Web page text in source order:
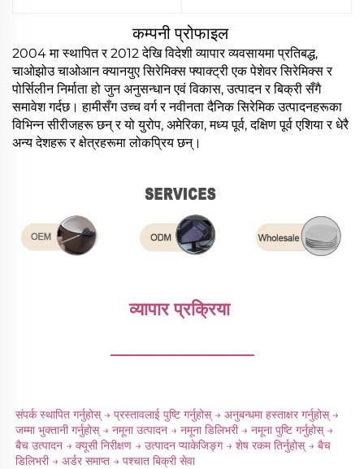
कम्पनी प्रोफाइल
2004 मा स्थापित र 2012 देखि विदेशी व्यापार व्यवसायमा प्रतिबद्ध,
चाओझोउ चाओआन क्यानयुए सिरेमिक्स फ्याक्ट्री एक पेशेवर सिरेमिक्स र
पोर्सिलीन निर्माता हो जुन अनुसन्धान एवं विकास, उत्पादन र बिक्री सँगै
समावेश गर्दछ। हामीसँग उच्च वर्ग र नवीनता दैनिक सिरेमिक उत्पादनहरूका
विभिन्न सीरीजहरू छन् र यो युरोप, अमेरिका, मध्य पूर्व, दक्षिण पूर्व एशिया र धेरै
अन्य देशहरू र क्षेत्रहरूमा लोकप्रिय छन्।
व्यापार प्रक्रिया
________________
संपर्क स्थापित गर्नुहोस् → प्रस्तावलाई पुष्टि गर्नुहोस् → अनुबन्धमा हस्ताक्षर गर्नुहोस् →
जम्मा भुक्तानी गर्नुहोस् → नमूना उत्पादन → नमूना डिलिभरी → नमूना पुष्टि गर्नुहोस् →
बैच उत्पादन → क्यूसी निरीक्षण → उत्पादन प्याकेजिङ्ग → शेष रकम तिर्नुहोस् → बैच
डिलिभरी → अर्डर समाप्त → पश्चात बिक्री सेवा